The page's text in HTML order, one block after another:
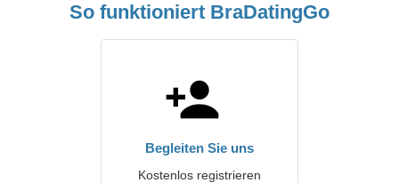
So funktioniert BraDatingGo
Begleiten Sie uns
Kostenlos registrieren